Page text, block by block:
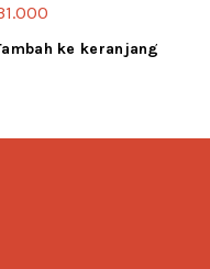
ke keranjang